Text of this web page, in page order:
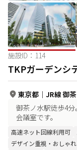
施設ID： 114
TKPガーデンシ
東京都 ｜ JR線 御
御茶ノ水駅徒歩4
会議室です。
高速ネット回線利用可
デザイン重視・おしゃれ